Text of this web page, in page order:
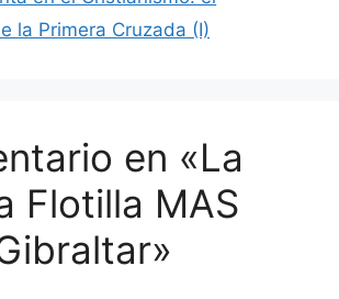
la Primera Cruzada (I)
en «La
Flotilla MAS